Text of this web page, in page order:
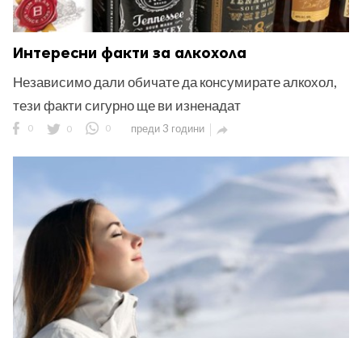
Интересни факти за алкохола
Независимо дали обичате да консумирате алкохол,
тези факти сигурно ще ви изненадат
0 0 0 преди 3 години 